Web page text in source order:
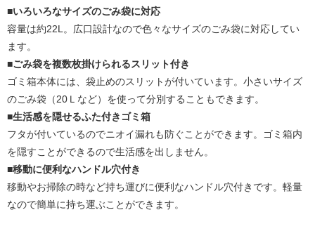
■いろいろなサイズのごみ袋に対応
容量は約22L。広口設計なので色々なサイズのごみ袋に対応してい
ます。
■ごみ袋を複数枚掛けられるスリット付き
ゴミ箱本体には、袋止めのスリットが付いています。小さいサイズ
のごみ袋（20Ｌなど）を使って分別することもできます。
■生活感を隠せるふた付きゴミ箱
フタが付いているのでニオイ漏れも防ぐことができます。ゴミ箱内
を隠すことができるので生活感を出しません。
■移動に便利なハンドル穴付き
移動やお掃除の時など持ち運びに便利なハンドル穴付きです。軽量
なので簡単に持ち運ぶことができます。